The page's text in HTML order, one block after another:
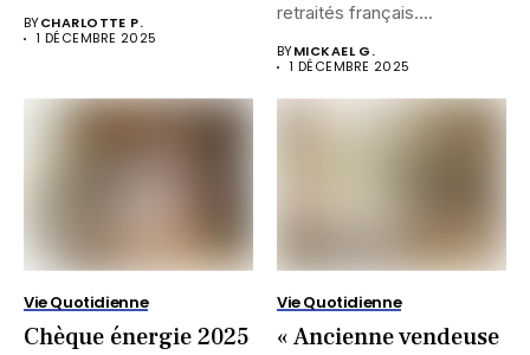
BYCHARLOTTE P.
1 DÉCEMBRE 2025
retraités français....
BYMICKAEL G.
1 DÉCEMBRE 2025
Vie Quotidienne
Chèque énergie 2025
Vie Quotidienne
« Ancienne vendeuse